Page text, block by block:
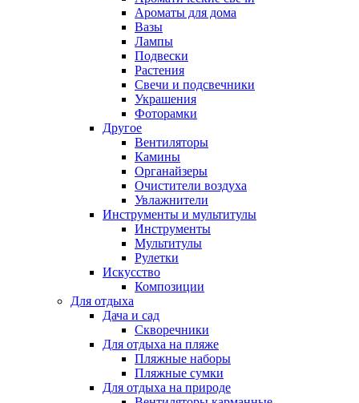
Ароматы для дома
Вазы
Лампы
Подвески
Растения
Свечи и подсвечники
Украшения
Фоторамки
Другое
Вентиляторы
Камины
Органайзеры
Очистители воздуха
Увлажнители
Инструменты и мультитулы
Инструменты
Мультитулы
Рулетки
Искусство
Композиции
Для отдыха
Дача и сад
Скворечники
Для отдыха на пляже
Пляжные наборы
Пляжные сумки
Для отдыха на природе